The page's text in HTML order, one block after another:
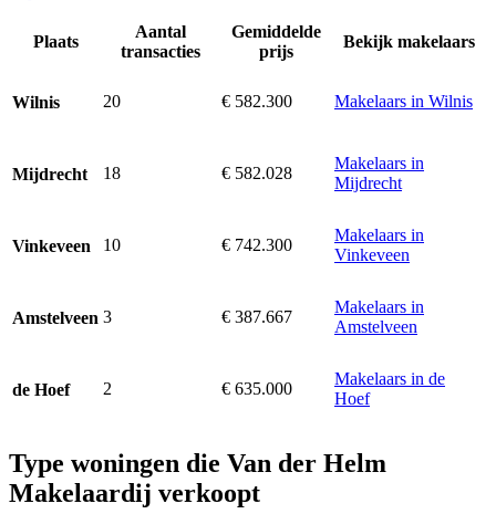
Plaats
Aantal
transacties
Gemiddelde
prijs
Bekijk makelaars
Wilnis 20 € 582.300 Makelaars in Wilnis
Mijdrecht 18 € 582.028
Makelaars in
Mijdrecht
Vinkeveen 10 € 742.300
Makelaars in
Vinkeveen
Amstelveen 3 € 387.667
Makelaars in
Amstelveen
de Hoef 2 € 635.000
Makelaars in de
Hoef
Type woningen die Van der Helm
Makelaardij verkoopt